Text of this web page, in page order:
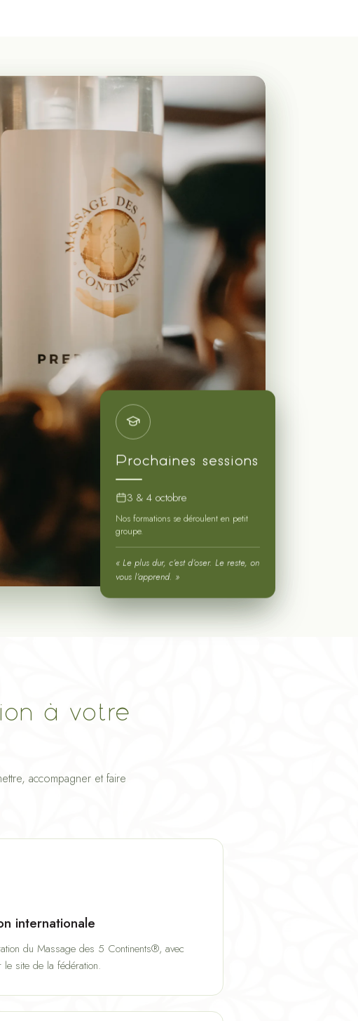
Prochaines sessions
3 & 4 octobre
Nos formations se déroulent en petit
groupe.
« Le plus dur, c’est d’oser. Le reste, on
vous l’apprend. »
à votre
accompagner et faire
internationale
du Massage des 5 Continents®, avec
site de la fédération.